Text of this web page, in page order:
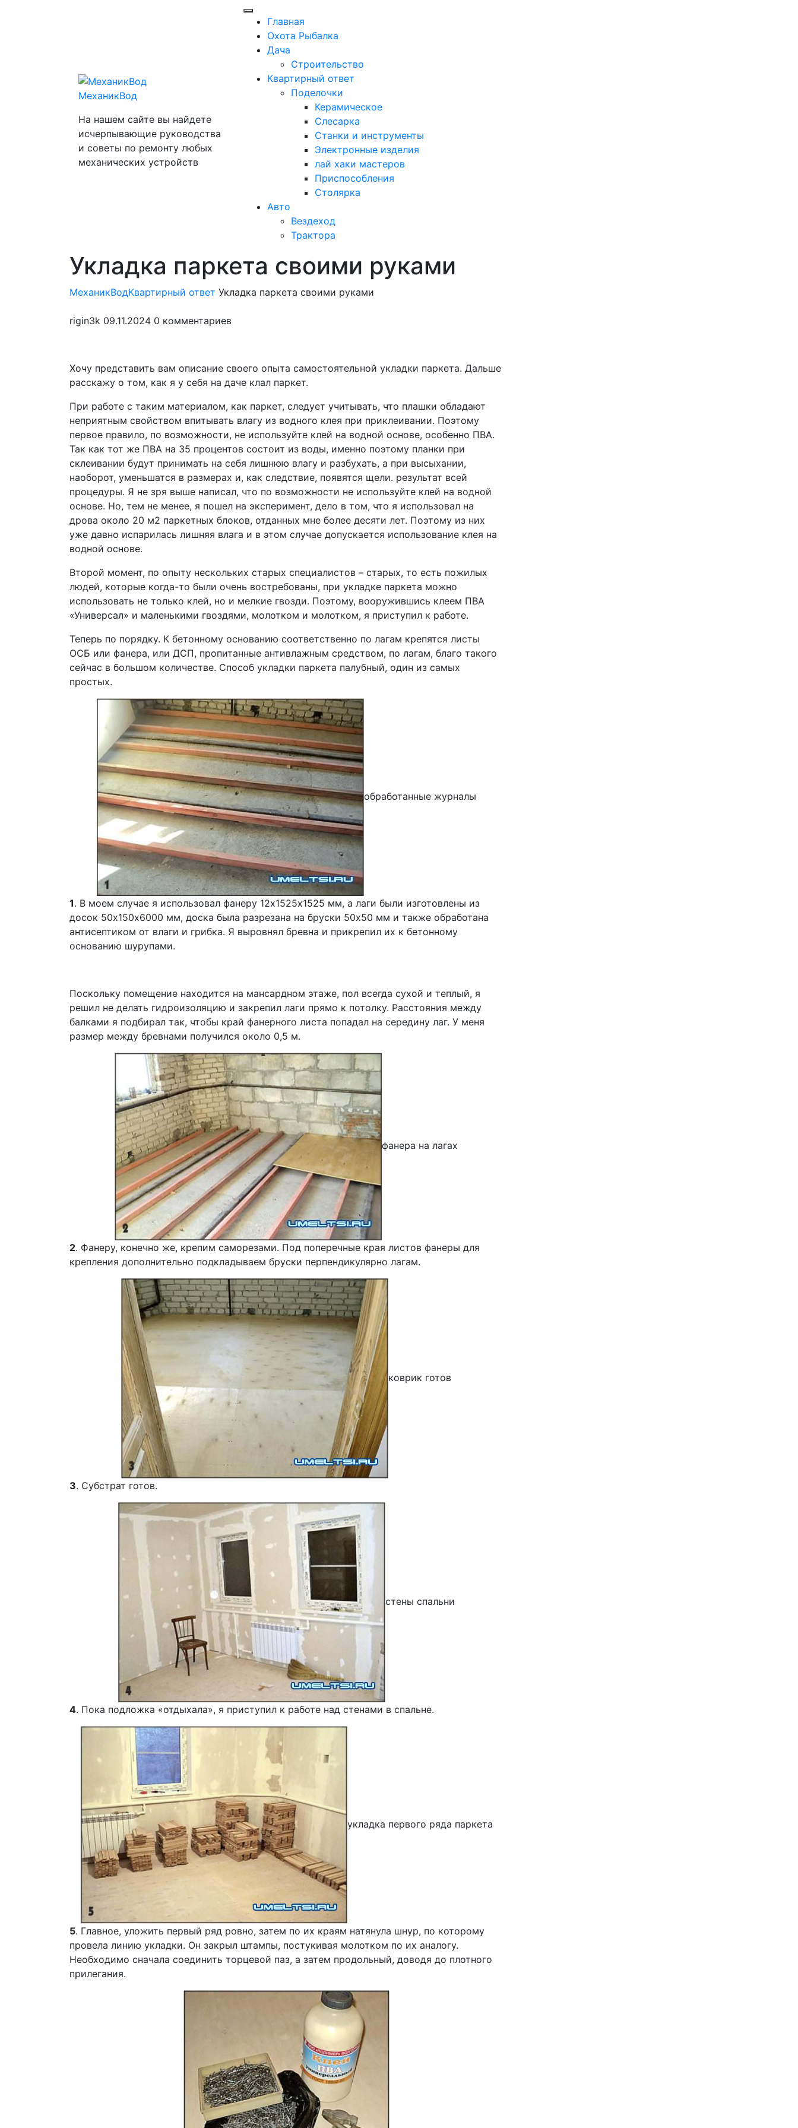
МеханикВод
На нашем сайте вы найдете
исчерпывающие руководства
и советы по ремонту любых
механических устройств
Открыть
меню
Главная
Охота Рыбалка
Дача
Строительство
Квартирный ответ
Поделочки
Керамическое
Слесарка
Станки и инструменты
Электронные изделия
лай хаки мастеров
Приспособления
Столярка
Авто
Вездеход
Трактора
Закрыть
меню
Укладка паркета своими руками
МеханикВодКвартирный ответ Укладка паркета своими руками
rigin3k 09.11.2024 0 комментариев
Хочу представить вам описание своего опыта самостоятельной укладки паркета. Дальше
расскажу о том, как я у себя на даче клал паркет.
При работе с таким материалом, как паркет, следует учитывать, что плашки обладают
неприятным свойством впитывать влагу из водного клея при приклеивании. Поэтому
первое правило, по возможности, не используйте клей на водной основе, особенно ПВА.
Так как тот же ПВА на 35 процентов состоит из воды, именно поэтому планки при
склеивании будут принимать на себя лишнюю влагу и разбухать, а при высыхании,
наоборот, уменьшатся в размерах и, как следствие, появятся щели. результат всей
процедуры. Я не зря выше написал, что по возможности не используйте клей на водной
основе. Но, тем не менее, я пошел на эксперимент, дело в том, что я использовал на
дрова около 20 м2 паркетных блоков, отданных мне более десяти лет. Поэтому из них
уже давно испарилась лишняя влага и в этом случае допускается использование клея на
водной основе.
Второй момент, по опыту нескольких старых специалистов – старых, то есть пожилых
людей, которые когда-то были очень востребованы, при укладке паркета можно
использовать не только клей, но и мелкие гвозди. Поэтому, вооружившись клеем ПВА
«Универсал» и маленькими гвоздями, молотком и молотком, я приступил к работе.
Теперь по порядку. К бетонному основанию соответственно по лагам крепятся листы
ОСБ или фанера, или ДСП, пропитанные антивлажным средством, по лагам, благо такого
сейчас в большом количестве. Способ укладки паркета палубный, один из самых
простых.
обработанные журналы
1. В моем случае я использовал фанеру 12х1525х1525 мм, а лаги были изготовлены из
досок 50х150х6000 мм, доска была разрезана на бруски 50х50 мм и также обработана
антисептиком от влаги и грибка. Я выровнял бревна и прикрепил их к бетонному
основанию шурупами.
Поскольку помещение находится на мансардном этаже, пол всегда сухой и теплый, я
решил не делать гидроизоляцию и закрепил лаги прямо к потолку. Расстояния между
балками я подбирал так, чтобы край фанерного листа попадал на середину лаг. У меня
размер между бревнами получился около 0,5 м.
фанера на лагах
2. Фанеру, конечно же, крепим саморезами. Под поперечные края листов фанеры для
крепления дополнительно подкладываем бруски перпендикулярно лагам.
коврик готов
3. Субстрат готов.
стены спальни
4. Пока подложка «отдыхала», я приступил к работе над стенами в спальне.
укладка первого ряда паркета
5. Главное, уложить первый ряд ровно, затем по их краям натянула шнур, по которому
провела линию укладки. Он закрыл штампы, постукивая молотком по их аналогу.
Необходимо сначала соединить торцевой паз, а затем продольный, доводя до плотного
прилегания.